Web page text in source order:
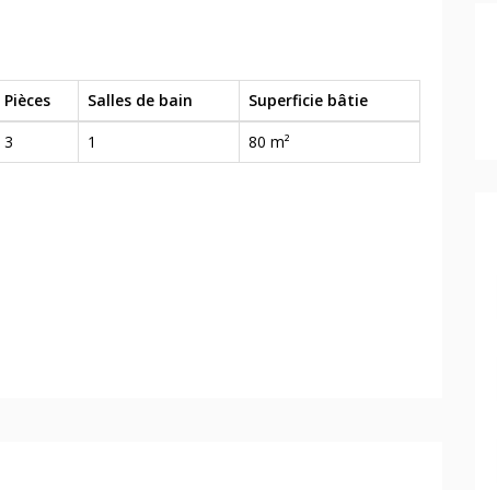
Pièces Salles de bain
Superficie bâtie
3
1 80 m²